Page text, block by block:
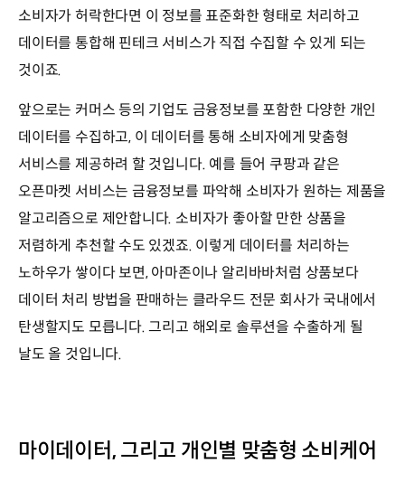
소비자가 허락한다면 이 정보를 표준화한 형태로 처리하고
데이터를 통합해 핀테크 서비스가 직접 수집할 수 있게 되는
것이죠.
앞으로는 커머스 등의 기업도 금융정보를 포함한 다양한 개인
데이터를 수집하고, 이 데이터를 통해 소비자에게 맞춤형
서비스를 제공하려 할 것입니다. 예를 들어 쿠팡과 같은
오픈마켓 서비스는 금융정보를 파악해 소비자가 원하는 제품을
알고리즘으로 제안합니다. 소비자가 좋아할 만한 상품을
저렴하게 추천할 수도 있겠죠. 이렇게 데이터를 처리하는
노하우가 쌓이다 보면, 아마존이나 알리바바처럼 상품보다
데이터 처리 방법을 판매하는 클라우드 전문 회사가 국내에서
탄생할지도 모릅니다. 그리고 해외로 솔루션을 수출하게 될
날도 올 것입니다.
마이데이터, 그리고 개인별 맞춤형 소비케어